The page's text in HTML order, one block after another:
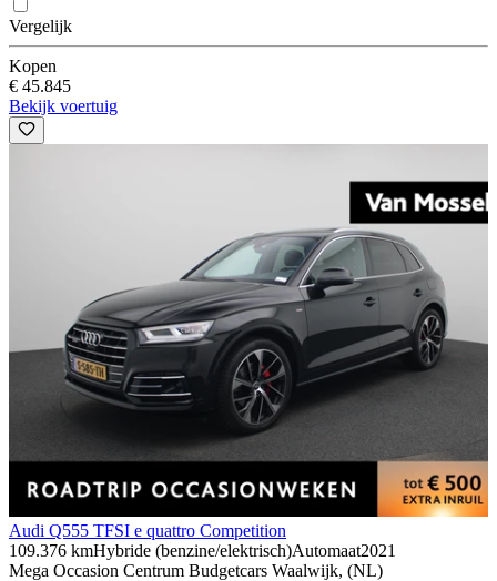
Vergelijk
Kopen
€ 45.845
Bekijk voertuig
Audi Q555 TFSI e quattro Competition
109.376 kmHybride (benzine/elektrisch)Automaat2021
Mega Occasion Centrum Budgetcars Waalwijk, (NL)